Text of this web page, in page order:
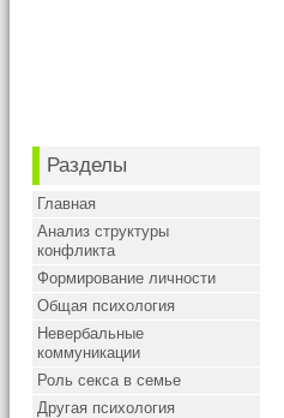
Разделы
Главная
Анализ структуры
конфликта
Формирование личности
Общая психология
Невербальные
коммуникации
Роль секса в семье
Другая психология